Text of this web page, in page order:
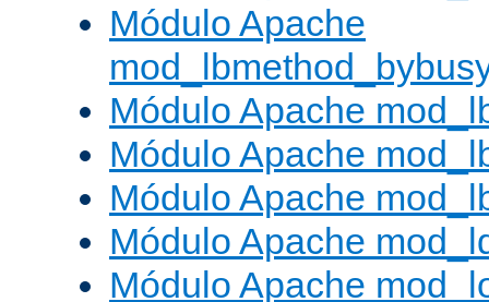
Módulo Apache
Módulo Apache
Módulo Apache
Módulo Apache
Módulo Apache
Módulo Apache